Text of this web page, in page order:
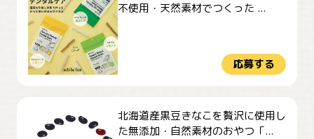
不使用・天然素材でつくった ...
応募する
北海道産黒豆きなこを贅沢に使用し
た無添加・自然素材のおやつ「...